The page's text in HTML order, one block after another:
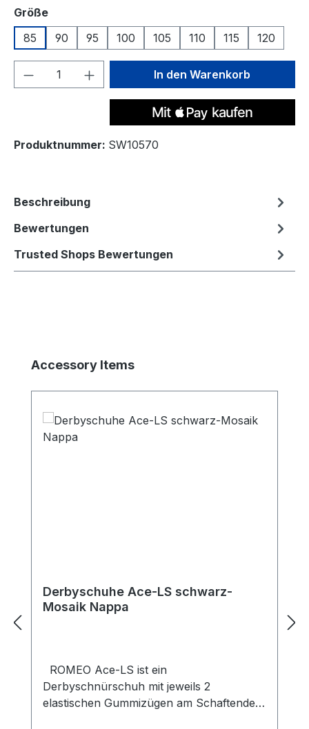
Größeauswählen
85
90 95 100 105 110 115 120
Produkt Anzahl: Gib denIn den Warenkorb
Produktnummer: SW10570
Beschreibung
Bewertungen
Trusted Shops Bewertungen
Produktgalerie überspringen
Accessory Items
Derbyschuhe Ace-LS schwarz-
Mosaik Nappa
ROMEO Ace-LS ist ein
Derbyschnürschuh mit jeweils 2
elastischen Gummizügen am Schaftende.